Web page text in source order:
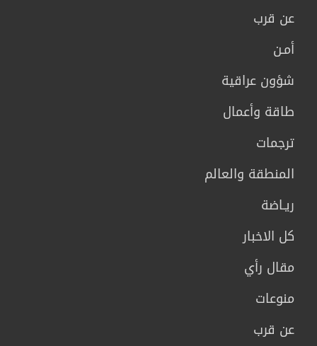
عن قرب
أمـن
شؤون عراقية
طاقة وأعمال
ترجمات
المنطقة والعالم
ريـاضة
كل الاخبار
مقال رأي
منوعات
عن قرب